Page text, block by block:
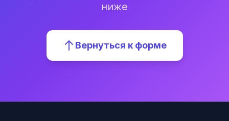
ниже
Вернуться к форме